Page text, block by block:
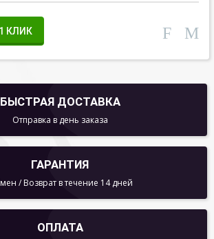
КЛИК
БЫСТРАЯ ДОСТАВКА
Отправка в день заказа
ГАРАНТИЯ
/ Возврат в течение 14 дней
ОПЛАТА